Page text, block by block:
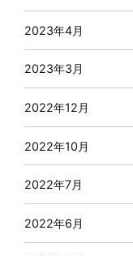
2023年4月
2023年3月
2022年12月
2022年10月
2022年7月
2022年6月